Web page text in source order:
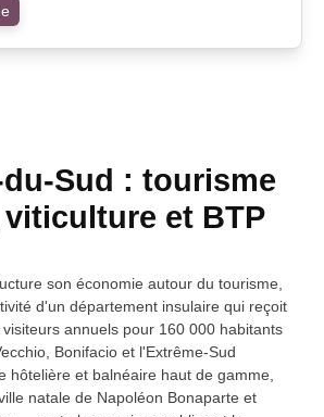
Sud : tourisme
et BTP
son économie autour du tourisme,
d'un département insulaire qui reçoit
annuels pour 160 000 habitants
Bonifacio et l'Extrême-Sud
hôtelière et balnéaire haut de gamme,
natale de Napoléon Bonaparte et